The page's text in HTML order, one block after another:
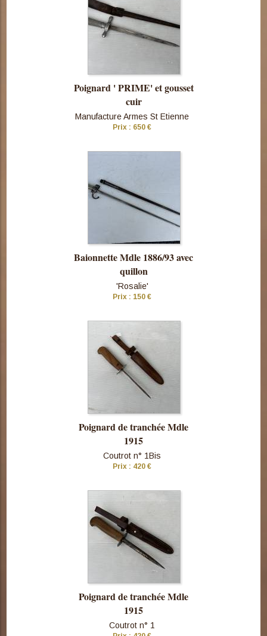
cette pièce
Poignard ' PRIME' et gousset
cuir
Manufacture Armes St Etienne
Prix : 650 €
cette pièce
Baionnette Mdle 1886/93 avec
quillon
'Rosalie'
Prix : 150 €
cette pièce
Poignard de tranchée Mdle
1915
Coutrot n° 1Bis
Prix : 420 €
Poignard de tranchée Mdle
1915
Coutrot n° 1